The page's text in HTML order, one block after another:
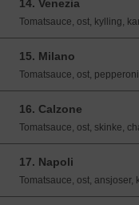
14. Venezia
Tomatsauce, ost, kylling,
15. Milano
Tomatsauce, ost,
16. Calzone
Tomatsauce, ost, skinke,
17. Napoli
Tomatsauce, ost, ansjoser,